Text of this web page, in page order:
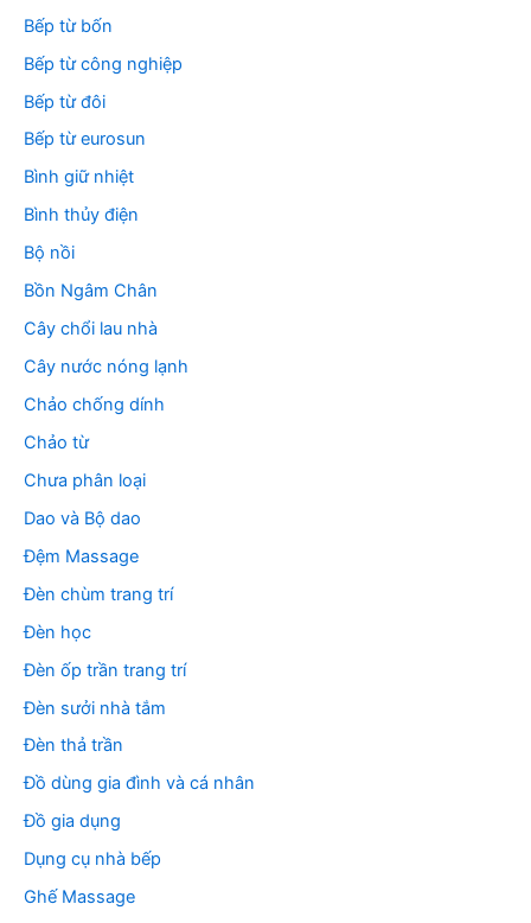
Bếp từ bốn
Bếp từ công nghiệp
Bếp từ đôi
Bếp từ eurosun
Bình giữ nhiệt
Bình thủy điện
Bộ nồi
Bồn Ngâm Chân
Cây chổi lau nhà
Cây nước nóng lạnh
Chảo chống dính
Chảo từ
Chưa phân loại
Dao và Bộ dao
Đệm Massage
Đèn chùm trang trí
Đèn học
Đèn ốp trần trang trí
Đèn sưởi nhà tắm
Đèn thả trần
Đồ dùng gia đình và cá nhân
Đồ gia dụng
Dụng cụ nhà bếp
Ghế Massage